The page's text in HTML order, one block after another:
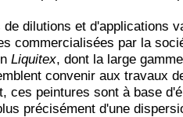
dilutions et d'applications
commercialisées par la
Liquitex, dont la large
convenir aux travaux
ces peintures sont à base
précisément d'une